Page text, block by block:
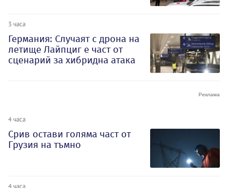
3 часа
Германия: Случаят с дрона на
летище Лайпциг е част от
сценарий за хибридна атака
4 часа
Срив остави голяма част от
Грузия на тъмно
4 часа